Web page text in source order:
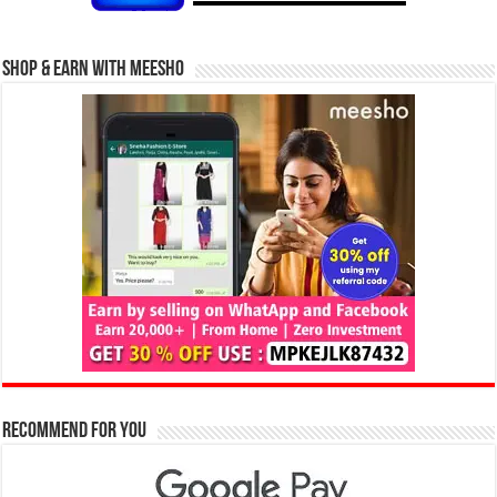
Shop & Earn with Meesho
Recommend for You